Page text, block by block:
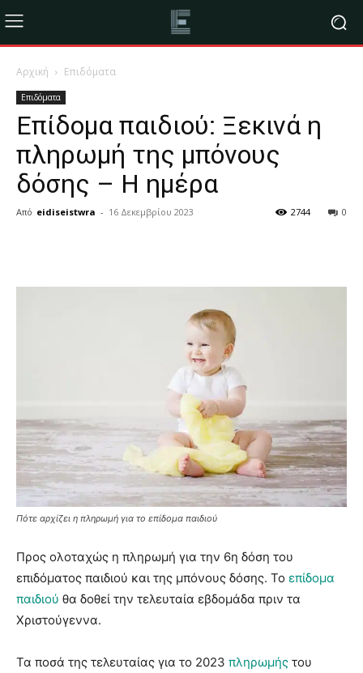
Αρχική Επιδόματα
Επιδόματα
Επίδομα παιδιού: Ξεκινά η
πληρωμή της μπόνους
δόσης – Η ημέρα
Από eidiseistwra - 16 Δεκεμβρίου 2023 0
2744
Πότε αρχίζει η πληρωμή για το επίδομα παιδιού
Προς ολοταχώς η πληρωμή για την 6η δόση του
επιδόματος παιδιού και της μπόνους δόσης. Το επίδομα
παιδιού θα δοθεί την τελευταία εβδομάδα πριν τα
Χριστούγεννα.
Τα ποσά της τελευταίας για το 2023 πληρωμής του